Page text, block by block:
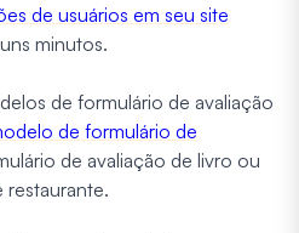
de usuários em seu site
minutos.
de formulário de avaliação
de formulário de
de avaliação de livro ou
restaurante.